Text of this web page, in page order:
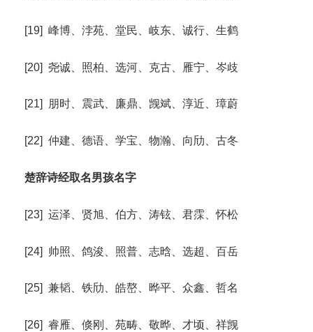
[19] 峰博、浡苑、堂民、岐东、诚行、生鹤
[20] 尧诚、照柏、选河、克古、雁宁、岑歧
[21] 朋时、震武、廉鼎、觊斌、淳近、璋蔚
[22] 仲建、德语、学宝、物瀚、向劤、古冬
楚辞诗经取名男孩名字
[23] 运泽、贤旭、伯方、涛铉、君霂、怀松
[24] 帅照、鸽浚、照普、志晗、选超、百岳
[25] 兼韬、铁劤、皓嶅、晔平、众鑫、哲名
[26] 睿雁、倏刚、苑畴、敬晔、才顷、祥觊